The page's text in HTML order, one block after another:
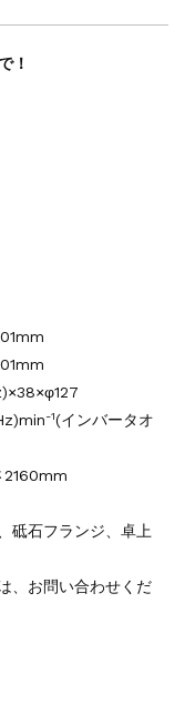
！
-1(インバータオ
2160mm
砥石フランジ、卓上
、お問い合わせくだ